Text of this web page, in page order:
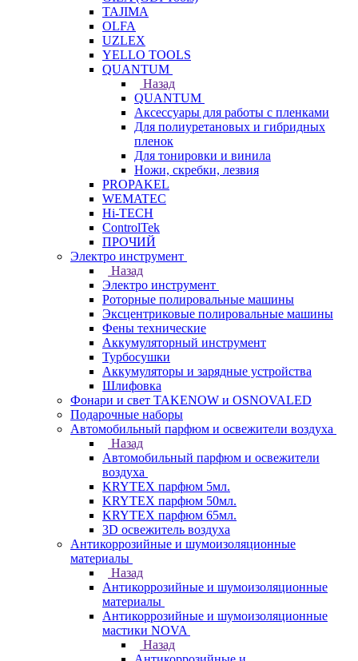
TAJIMA
OLFA
UZLEX
YELLO TOOLS
QUANTUM
Назад
QUANTUM
Аксессуары для работы с пленками
Для полиуретановых и гибридных
пленок
Для тонировки и винила
Ножи, скребки, лезвия
PROPAKEL
WEMATEC
Hi-TECH
ControlTek
ПРОЧИЙ
Электро инструмент
Назад
Электро инструмент
Роторные полировальные машины
Эксцентриковые полировальные машины
Фены технические
Аккумуляторный инструмент
Турбосушки
Аккумуляторы и зарядные устройства
Шлифовка
Фонари и свет TAKENOW и OSNOVALED
Подарочные наборы
Автомобильный парфюм и освежители воздуха
Назад
Автомобильный парфюм и освежители
воздуха
KRYTEX парфюм 5мл.
KRYTEX парфюм 50мл.
KRYTEX парфюм 65мл.
3D освежитель воздуха
Антикоррозийные и шумоизоляционные
материалы
Назад
Антикоррозийные и шумоизоляционные
материалы
Антикоррозийные и шумоизоляционные
мастики NOVA
Назад